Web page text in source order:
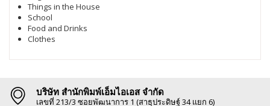
Things in the House
School
Food and Drinks
Clothes
บริษัท สำนักพิมพ์เอ็มไอเอส จำกัด
เลขที่ 213/3 ซอยพัฒนาการ 1 (สาธุประดิษฐ์ 34 แยก 6)